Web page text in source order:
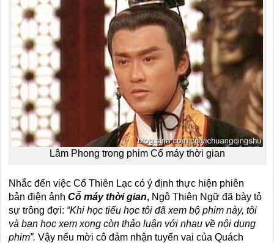
Lâm Phong trong phim Cổ máy thời gian
Nhắc đến việc Cổ Thiên Lạc có ý định thực hiện phiên
bản điện ảnhCỗ máy thời gian, Ngô Thiên Ngữ đã bày tỏ
sự trông đợi: “Khi học tiểu học tôi đã xem bộ phim này, tôi
và bạn học xem xong còn thảo luận với nhau về nội dung
phim”. Vậy nếu mời cô đảm nhận tuyến vai của Quách